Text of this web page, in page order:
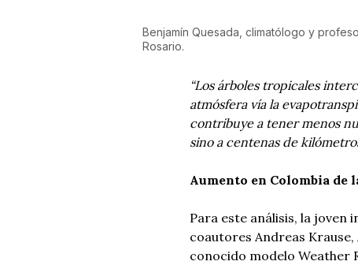
Benjamín Quesada, climatólogo y
Rosario.
“Los árboles tropicales
atmósfera vía la
contribuye a tener menos
sino a centenas de
Aumento en Colombia
Para este análisis, la
coautores Andreas
conocido modelo Weather